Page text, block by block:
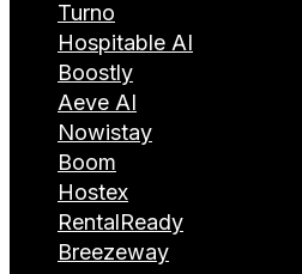
Turno
Hospitable AI
Boostly
Aeve AI
Nowistay
Boom
Hostex
RentalReady
Breezeway